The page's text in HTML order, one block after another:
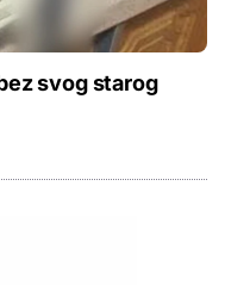
svog starog